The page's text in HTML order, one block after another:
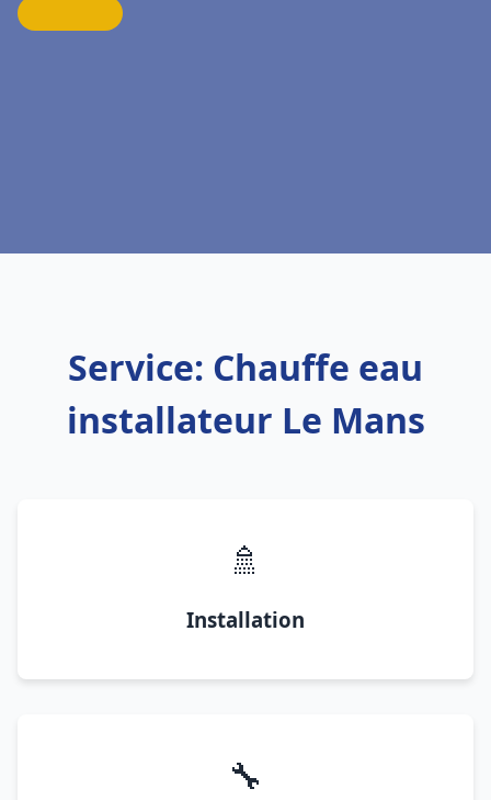
Service: Chauffe eau
installateur Le Mans
🚿
Installation
🔧